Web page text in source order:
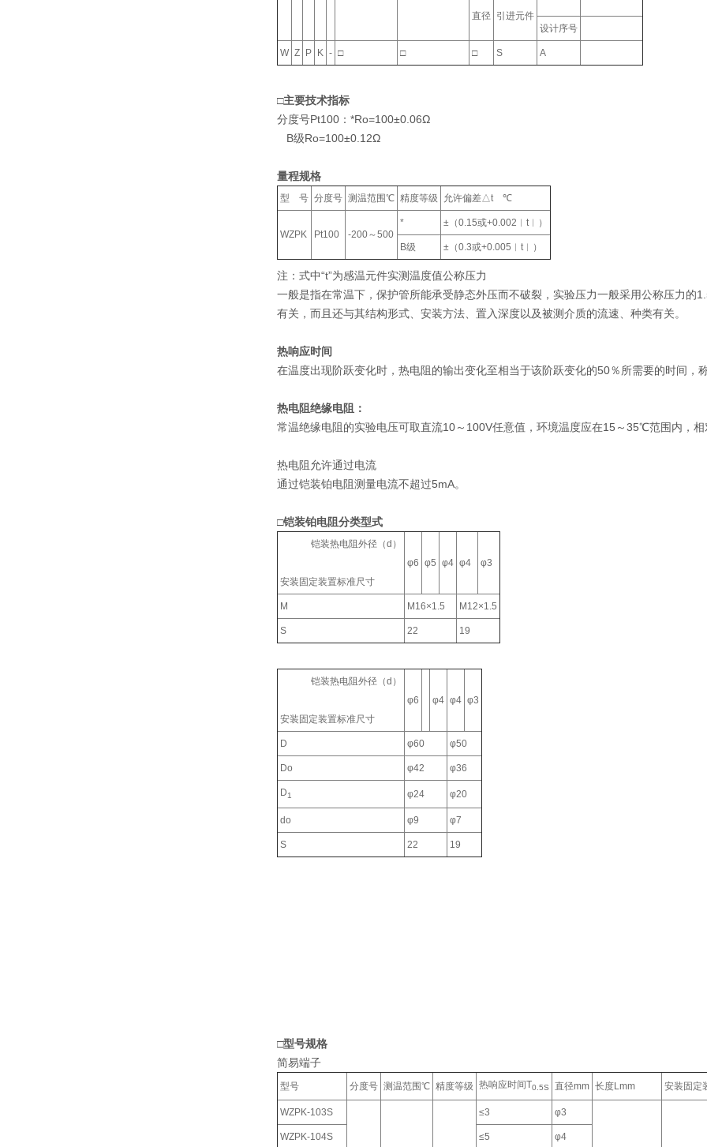
直径
引进元件
设计序号
W Z P K - □ □ □ S A
□主要技术指标
分度号Pt100：*Ro=100±0.06Ω
B级Ro=100±0.12Ω
量程规格
型 号 分度号 测温范围℃ 精度等级 允许偏差△t ℃
WZPK Pt100 -200～500
* ±（0.15或+0.002︱t︱）
B级 ±（0.3或+0.005︱t︱）
注：式中“t”为感温元件实测温度值公称压力
一般是指在常温下，保护管所能承受静态外压而不破裂，实验压力一般采用公称压力的
有关，而且还与其结构形式、安装方法、置入深度以及被测介质的流速、种类有关。
热响应时间
在温度出现阶跃变化时，热电阻的输出变化至相当于该阶跃变化的50％所需要的时间，
热电阻绝缘电阻：
常温绝缘电阻的实验电压可取直流10～100V任意值，环境温度应在15～35℃范围内，
热电阻允许通过电流
通过铠装铂电阻测量电流不超过5mA。
□铠装铂电阻分类型式
铠装热电阻外径（d）
安装固定装置标准尺寸
φ6 φ5 φ4 φ4 φ3
M M16×1.5 M12×1.5
S 22 19
铠装热电阻外径（d）
安装固定装置标准尺寸
φ6 φ4 φ4 φ3
D φ60 φ50
Do φ42 φ36
D1 φ24 φ20
do φ9 φ7
S 22 19
□型号规格
简易端子
型号 分度号 测温范围℃ 精度等级 热响应时间T0.5S 直径mm 长度Lmm 安装固定
WZPK-103S ≤3 φ3
WZPK-104S ≤5 φ4